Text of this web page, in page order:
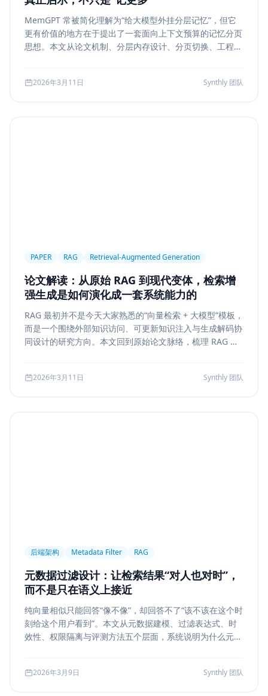
MemGPT 常被简化理解为“给大模型外挂分层记忆”，但它
更有价值的地方在于提出了一套面向上下文预算的记忆分页
思想。本文从论文机制、分层内存设计、分页切换、工程可
2026年3月11日 Synthly 团队
PAPER RAG Retrieval-Augmented Generation
论文解读：从原始 RAG 到现代变体，检索增
强生成是如何演化成一套系统能力的
RAG 最初并不是今天大家熟悉的“向量检索 + 大模型”模板，
而是一个围绕外部知识访问、可更新知识注入与生成解码协
同设计的研究方向。本文回到原始论文脉络，梳理 RAG 如
retrieval 等现代变体，并总结其中真正持续成立的工程原
则。
2026年3月11日 Synthly 团队
后端架构 Metadata Filter RAG
元数据过滤设计：让检索结果“对人也对时”，
而不是只在语义上接近
纯向量相似只能回答“像不像”，却回答不了“该不该在这个时
刻给这个用户看到”。本文从元数据建模、过滤表达式、时
效性、权限隔离与评测方法五个层面，系统说明为什么元数
2026年3月9日 Synthly 团队